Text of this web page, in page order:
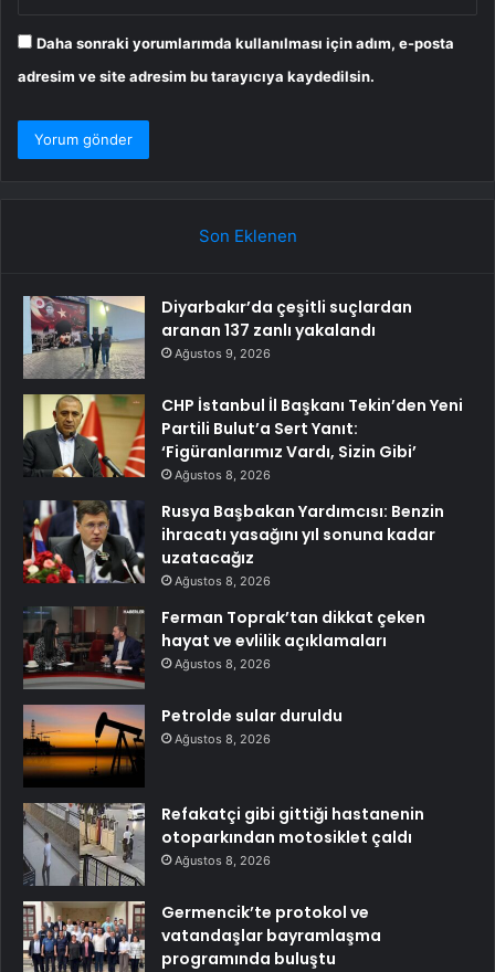
Daha sonraki yorumlarımda kullanılması için adım, e-posta
adresim ve site adresim bu tarayıcıya kaydedilsin.
Son Eklenen
Diyarbakır’da çeşitli suçlardan
aranan 137 zanlı yakalandı
Ağustos 9, 2026
CHP İstanbul İl Başkanı Tekin’den Yeni
Partili Bulut’a Sert Yanıt:
‘Figüranlarımız Vardı, Sizin Gibi’
Ağustos 8, 2026
Rusya Başbakan Yardımcısı: Benzin
ihracatı yasağını yıl sonuna kadar
uzatacağız
Ağustos 8, 2026
Ferman Toprak’tan dikkat çeken
hayat ve evlilik açıklamaları
Ağustos 8, 2026
Petrolde sular duruldu
Ağustos 8, 2026
Refakatçi gibi gittiği hastanenin
otoparkından motosiklet çaldı
Ağustos 8, 2026
Germencik’te protokol ve
vatandaşlar bayramlaşma
programında buluştu